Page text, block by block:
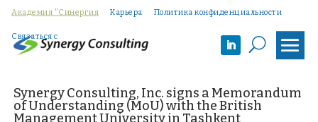
Академия "Синергия Карьера Политика конфиденциальности
Связаться с U
Synergy Consulting, Inc. signs a Memorandum
of Understanding (MoU) with the British
Management University in Tashkent